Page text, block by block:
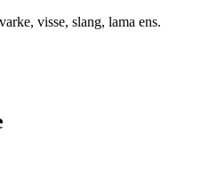
visse, slang, lama ens.